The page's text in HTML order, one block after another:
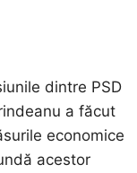
dintre PSD
a făcut
economice
acestor